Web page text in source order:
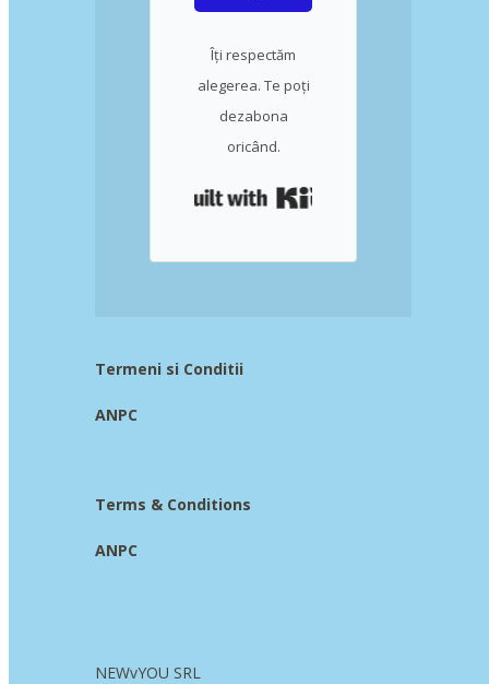
Îți respectăm
alegerea. Te poți
dezabona
oricând.
Termeni si Conditii
ANPC
Terms & Conditions
ANPC
NEWvYOU SRL